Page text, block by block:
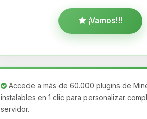
¡Vamos!!!
Accede a más de 60.000 plugins de
instalables en 1 clic para personalizar
servidor.